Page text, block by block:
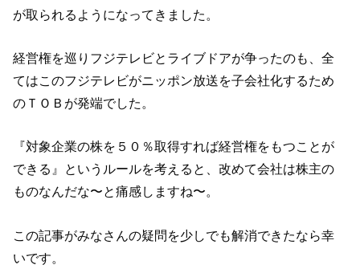
が取られるようになってきました。
経営権を巡りフジテレビとライブドアが争ったのも、全
てはこのフジテレビがニッポン放送を子会社化するため
のＴＯＢが発端でした。
『対象企業の株を５０％取得すれば経営権をもつことが
できる』というルールを考えると、改めて会社は株主の
ものなんだな〜と痛感しますね〜。
この記事がみなさんの疑問を少しでも解消できたなら幸
いです。